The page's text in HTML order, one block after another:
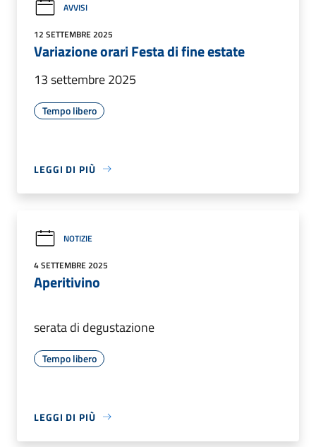
AVVISI
12 SETTEMBRE 2025
Variazione orari Festa di fine estate
13 settembre 2025
Tempo libero
LEGGI DI PIÙ
NOTIZIE
4 SETTEMBRE 2025
Aperitivino
serata di degustazione
Tempo libero
LEGGI DI PIÙ